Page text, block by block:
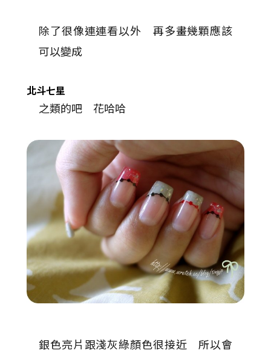
除了很像連連看以外 再多畫幾顆應該
可以變成
北斗七星
之類的吧 花哈哈
銀色亮片跟淺灰綠顏色很接近 所以會